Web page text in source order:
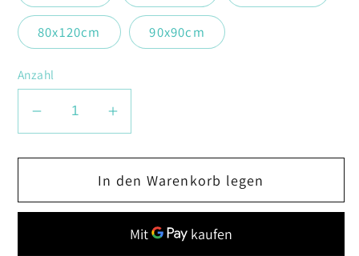
80x120cm 90x90cm
Anzahl
Verringere
Menge
Kleine
Erhöhe
Menge
für
Kleine
Prinzessin
mit
In den Warenkorb legen